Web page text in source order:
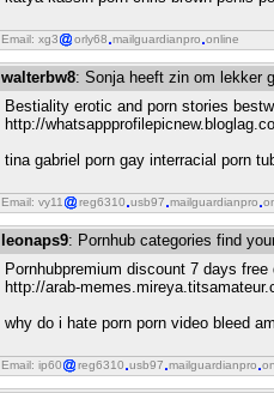
Email: xg3 orly68 mailguardianpro online
walterbw8: Sonja heeft zin om lekker
Bestiality erotic and porn stories
http://
tina gabriel porn gay interracial porn
Email: vy11 reg6310 usb97 mailguardianpro
leonaps9: Pornhub categories find
Pornhubpremium discount 7 days
http://arab-
why do i hate porn porn video bleed
Email: ip60 reg6310 usb97 mailguardianpro